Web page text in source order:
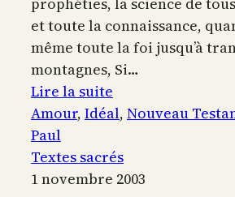
et toute la connaissance,
même toute la foi jusqu’à
montagnes, Si…
Lire la suite
Si
n’ai
pas
Amour, Idéal, Nouveau
Paul
Textes sacrés
1 novembre 2003